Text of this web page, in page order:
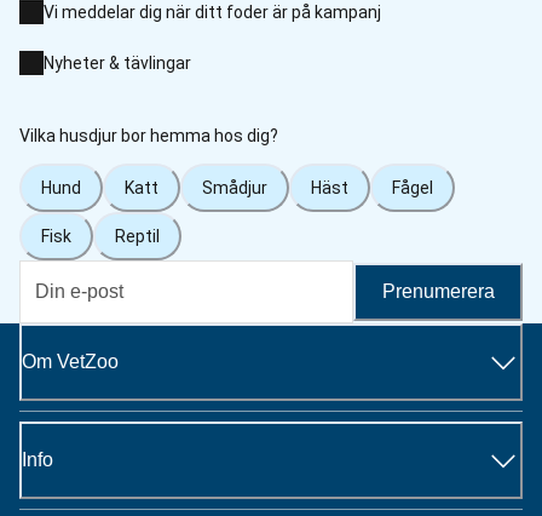
Vi meddelar dig när ditt foder är på kampanj
Nyheter & tävlingar
Vilka husdjur bor hemma hos dig?
Hund Katt Smådjur Häst Fågel
Fisk Reptil
Prenumerera
Om VetZoo
Info